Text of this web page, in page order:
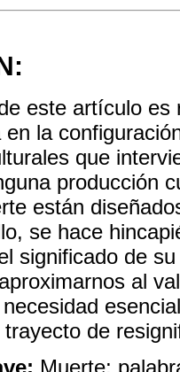
este artículo
en la
que
producción
están
se hace
significado de
al
de
Muerte;